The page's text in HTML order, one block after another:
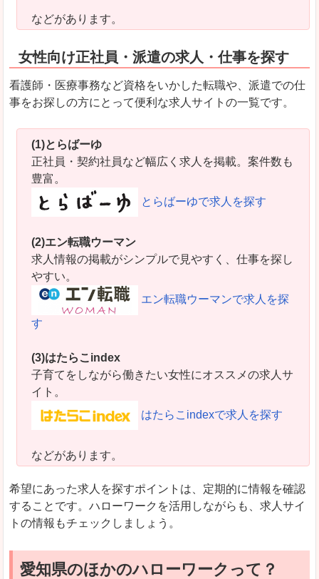
などがあります。
女性向け正社員・派遣の求人・仕事を探す
看護師・医療事務など資格をいかした転職や、派遣での仕
事をお探しの方にとって便利な求人サイトの一覧です。
(1)とらばーゆ
正社員・契約社員など幅広く求人を掲載。案件数も
豊富。
とらばーゆで求人を探す
(2)エン転職ウーマン
求人情報の掲載がシンプルで見やすく、仕事を探し
やすい。
エン転職ウーマンで求人を探
す
(3)はたらこindex
子育てをしながら働きたい女性にオススメの求人サ
イト。
はたらこindexで求人を探す
などがあります。
希望にあった求人を探すポイントは、定期的に情報を確認
することです。ハローワークを活用しながらも、求人サイ
トの情報もチェックしましょう。
愛知県のほかのハローワークって？